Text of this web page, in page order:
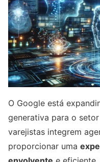
O Google está
generativa para o
varejistas integrem
proporcionar uma